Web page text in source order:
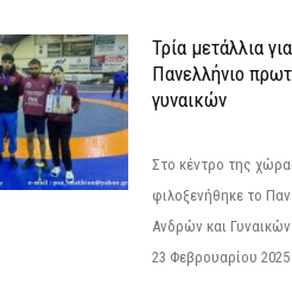
Τρία μετάλλια
Πανελλήνιο
γυναικών
Στο κέντρο της
φιλοξενήθηκε το
Ανδρών και
23 Φεβρουαρίου